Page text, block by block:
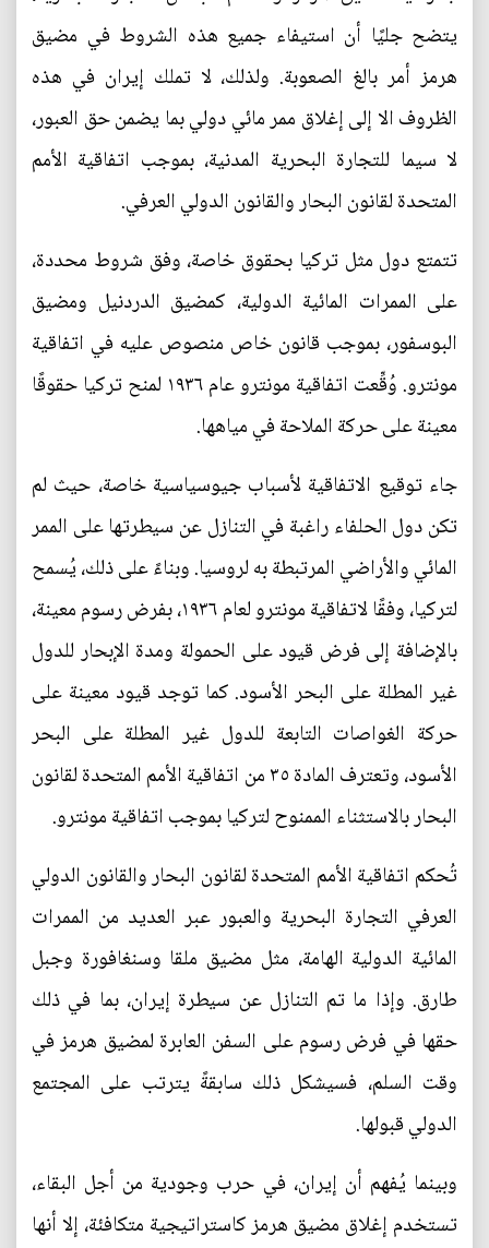
يتضح جليًا أن استيفاء جميع هذه الشروط في مضيق
هرمز أمر بالغ الصعوبة. ولذلك، لا تملك إيران في هذه
الظروف الا إلى إغلاق ممر مائي دولي بما يضمن حق العبور،
لا سيما للتجارة البحرية المدنية، بموجب اتفاقية الأمم
المتحدة لقانون البحار والقانون الدولي العرفي.
تتمتع دول مثل تركيا بحقوق خاصة، وفق شروط محددة،
على الممرات المائية الدولية، كمضيق الدردنيل ومضيق
البوسفور، بموجب قانون خاص منصوص عليه في اتفاقية
مونترو. وُقِّعت اتفاقية مونترو عام ١٩٣٦ لمنح تركيا حقوقًا
معينة على حركة الملاحة في مياهها.
جاء توقيع الاتفاقية لأسباب جيوسياسية خاصة، حيث لم
تكن دول الحلفاء راغبة في التنازل عن سيطرتها على الممر
المائي والأراضي المرتبطة به لروسيا. وبناءً على ذلك، يُسمح
لتركيا، وفقًا لاتفاقية مونترو لعام ١٩٣٦، بفرض رسوم معينة،
بالإضافة إلى فرض قيود على الحمولة ومدة الإبحار للدول
غير المطلة على البحر الأسود. كما توجد قيود معينة على
حركة الغواصات التابعة للدول غير المطلة على البحر
الأسود، وتعترف المادة ٣٥ من اتفاقية الأمم المتحدة لقانون
البحار بالاستثناء الممنوح لتركيا بموجب اتفاقية مونترو.
تُحكم اتفاقية الأمم المتحدة لقانون البحار والقانون الدولي
العرفي التجارة البحرية والعبور عبر العديد من الممرات
المائية الدولية الهامة، مثل مضيق ملقا وسنغافورة وجبل
طارق. وإذا ما تم التنازل عن سيطرة إيران، بما في ذلك
حقها في فرض رسوم على السفن العابرة لمضيق هرمز في
وقت السلم، فسيشكل ذلك سابقةً يترتب على المجتمع
الدولي قبولها.
وبينما يُفهم أن إيران، في حرب وجودية من أجل البقاء،
تستخدم إغلاق مضيق هرمز كاستراتيجية متكافئة، إلا أنها